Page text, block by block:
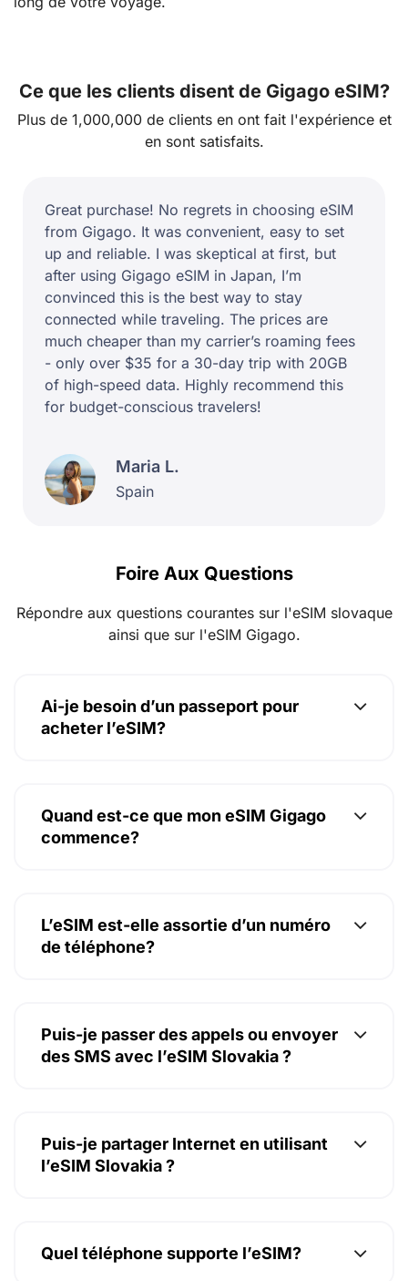
Ce que les clients disent de Gigago eSIM?
Plus de 1,000,000 de clients en ont fait l'expérience et
en sont satisfaits.
Great purchase! No regrets in choosing eSIM
from Gigago. It was convenient, easy to set
up and reliable. I was skeptical at first, but
after using Gigago eSIM in Japan, I’m
convinced this is the best way to stay
connected while traveling. The prices are
much cheaper than my carrier’s roaming fees
- only over $35 for a 30-day trip with 20GB
of high-speed data. Highly recommend this
for budget-conscious travelers!
Maria L.
Spain
Foire Aux Questions
Répondre aux questions courantes sur l'eSIM slovaque
ainsi que sur l'eSIM Gigago.
Ai-je besoin d’un passeport pour
acheter l’eSIM?
Quand est-ce que mon eSIM Gigago
commence?
L’eSIM est-elle assortie d’un numéro
de téléphone?
Puis-je passer des appels ou envoyer
des SMS avec l’eSIM Slovakia ?
Puis-je partager Internet en utilisant
l’eSIM Slovakia ?
Quel téléphone supporte l’eSIM?